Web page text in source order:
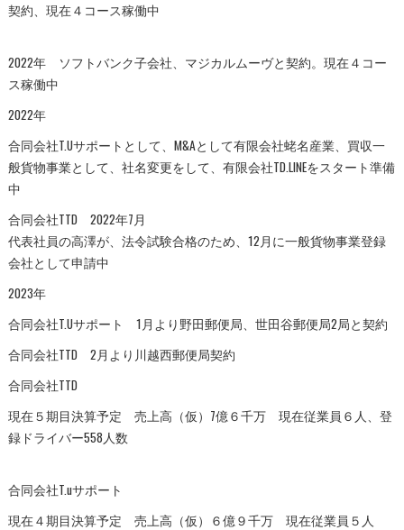
契約、現在４コース稼働中
2022年 ソフトバンク子会社、マジカルムーヴと契約。現在４コー
ス稼働中
2022年
合同会社T.Uサポートとして、M&Aとして有限会社蛯名産業、買収一
般貨物事業として、社名変更をして、有限会社TD.LINEをスタート準備
中
合同会社TTD 2022年7月
代表社員の高澤が、法令試験合格のため、12月に一般貨物事業登録
会社として申請中
2023年
合同会社T.Uサポート 1月より野田郵便局、世田谷郵便局2局と契約
合同会社TTD 2月より川越西郵便局契約
合同会社TTD
現在５期目決算予定 売上高（仮）7億６千万 現在従業員６人、登
録ドライバー558人数
合同会社T.uサポート
現在４期目決算予定 売上高（仮）６億９千万 現在従業員５人